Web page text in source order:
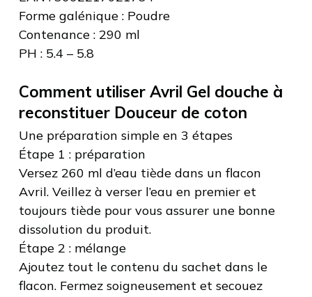
Forme galénique : Poudre
Contenance : 290 ml
PH : 5.4 – 5.8
Comment utiliser Avril Gel douche à
reconstituer Douceur de coton
Une préparation simple en 3 étapes
Étape 1 : préparation
Versez 260 ml d’eau tiède dans un flacon
Avril. Veillez à verser l’eau en premier et
toujours tiède pour vous assurer une bonne
dissolution du produit.
Étape 2 : mélange
Ajoutez tout le contenu du sachet dans le
flacon. Fermez soigneusement et secouez